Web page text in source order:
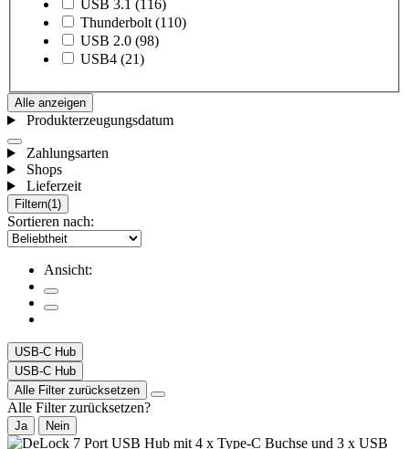
USB 3.1 (116)
Thunderbolt (110)
USB 2.0 (98)
USB4 (21)
Alle anzeigen
Produkterzeugungsdatum
Zahlungsarten
Shops
Lieferzeit
Filtern(1)
Sortieren nach:
Ansicht:
USB-C Hub
USB-C Hub
Alle Filter zurücksetzen
Alle Filter zurücksetzen?
Ja Nein